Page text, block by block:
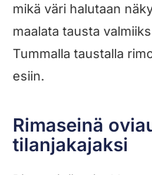
mikä väri halutaan
maalata tausta
Tummalla taustalla
esiin.
Rimaseinä
tilanjakajaksi